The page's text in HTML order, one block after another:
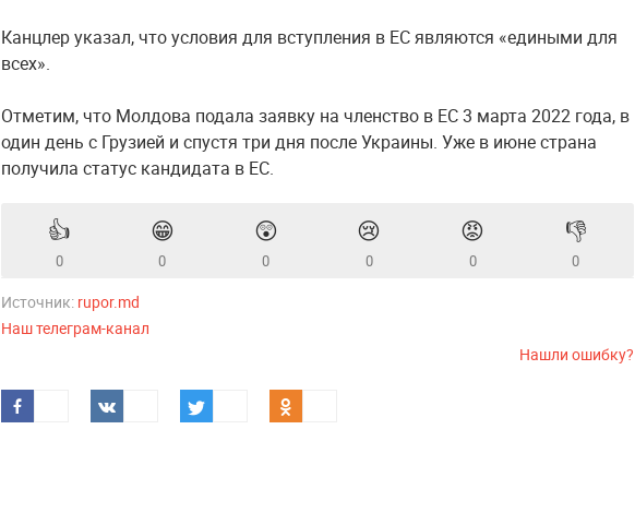
Канцлер указал, что условия для вступления в ЕС являются «едиными для
всех».
Отметим, что Молдова подала заявку на членство в ЕС 3 марта 2022 года, в
один день с Грузией и спустя три дня после Украины. Уже в июне страна
получила статус кандидата в ЕС.
👍
0
😁
0
😲
0
😢
0
😡
0
👎
0
Источник: rupor.md
Наш телеграм-канал
Нашли ошибку?